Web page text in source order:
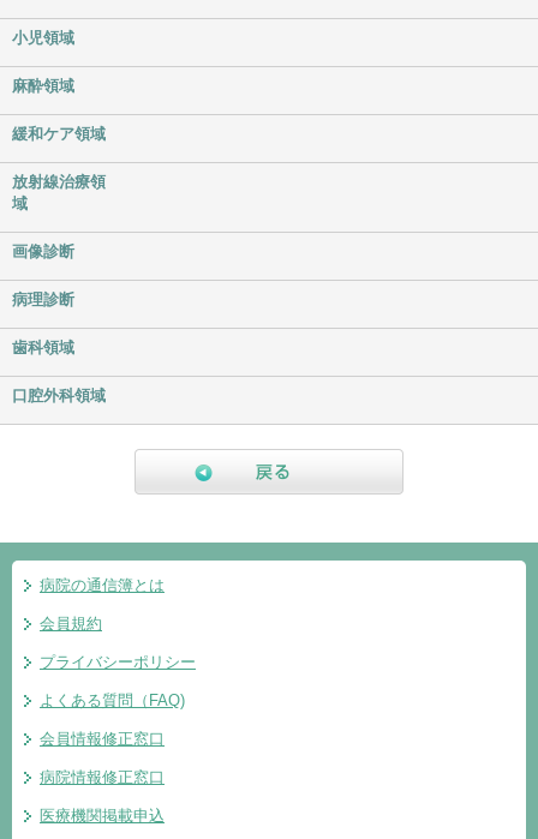
小児領域
麻酔領域
緩和ケア領域
放射線治療領
域
画像診断
病理診断
歯科領域
口腔外科領域
病院の通信簿とは
会員規約
プライバシーポリシー
よくある質問（FAQ)
会員情報修正窓口
病院情報修正窓口
医療機関掲載申込